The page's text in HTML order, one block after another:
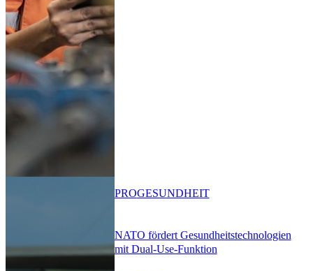
NATO fördert Gesundheitstechnologien
mit Dual-Use-Funktion
PROGESUNDHEIT